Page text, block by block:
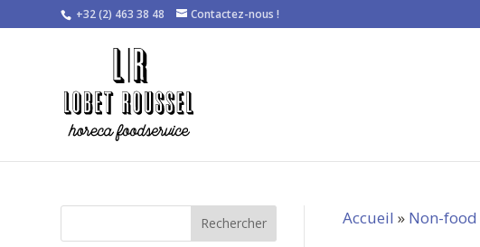
+32 (2) 463 38 48 Contactez-nous !
Rechercher Accueil » Non-food